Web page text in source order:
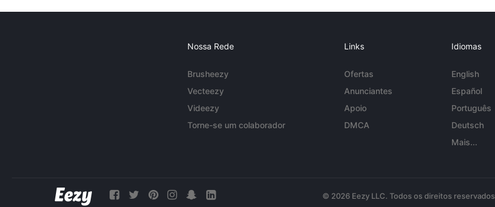
Nossa Rede
Brusheezy
Vecteezy
Videezy
Torne-se um colaborador
Links
Ofertas
Anunciantes
Apoio
DMCA
Idiomas
English
Español
Português
Deutsch
Mais...
© 2026 Eezy LLC. Todos os direitos reservados